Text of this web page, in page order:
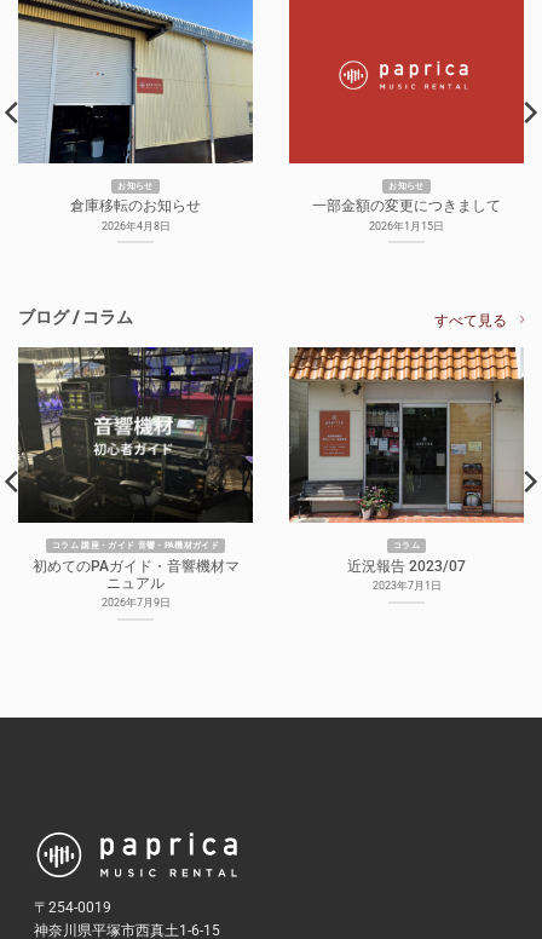
お知らせ
倉庫移転のお知らせ
2026年4月8日
お知らせ
一部金額の変更につきまして
2026年1月15日
ブログ / コラム すべて見る
コラム 講座・ガイド 音響・PA機材ガイド
初めてのPAガイド・音響機材マ
ニュアル
2026年7月9日
コラム
近況報告 2023/07
2023年7月1日
〒254-0019
神奈川県平塚市西真土1-6-15